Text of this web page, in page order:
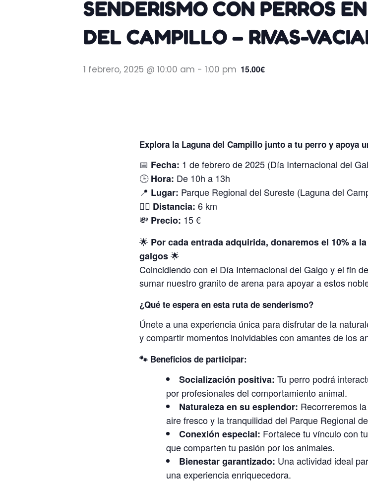
SENDERISMO CON PERROS
DEL CAMPILLO – RIVAS-
1 febrero, 2025 @ 10:00 am - 1:00 pm 15.00€
Explora la Laguna del Campillo junto a tu perro y apoya
📅 Fecha: 1 de febrero de 2025 (Día Internacional del
🕒Hora: De 10h a 13h
📍 Lugar: Parque Regional del Sureste (Laguna del
🚶‍♂️ Distancia: 6 km
💸 Precio: 15 €
🌟 Por cada entrada adquirida, donaremos el 10% a
galgos🌟
Coincidiendo con el Día Internacional del Galgo y el fin
sumar nuestro granito de arena para apoyar a estos
¿Qué te espera en esta ruta de senderismo?
Únete a una experiencia única para disfrutar de la
y compartir momentos inolvidables con amantes de los
🐾 Beneficios de participar:
Socialización positiva: Tu perro podrá
por profesionales del comportamiento animal.
Naturaleza en su esplendor: Recorreremos
aire fresco y la tranquilidad del Parque Regional
Conexión especial: Fortalece tu vínculo con
que comparten tu pasión por los animales.
Bienestar garantizado: Una actividad ideal
una experiencia enriquecedora.